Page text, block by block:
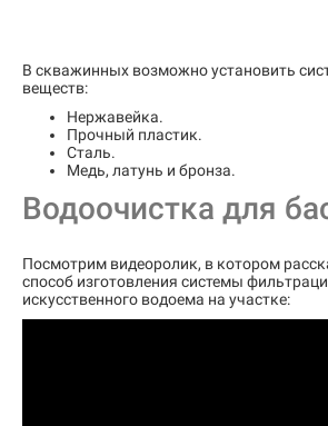
В скважинных возможно установить
веществ:
Нержавейка.
Прочный пластик.
Сталь.
Медь, латунь и бронза.
Водоочистка для
Посмотрим видеоролик, в котором
способ изготовления системы
искусственного водоема на участке: